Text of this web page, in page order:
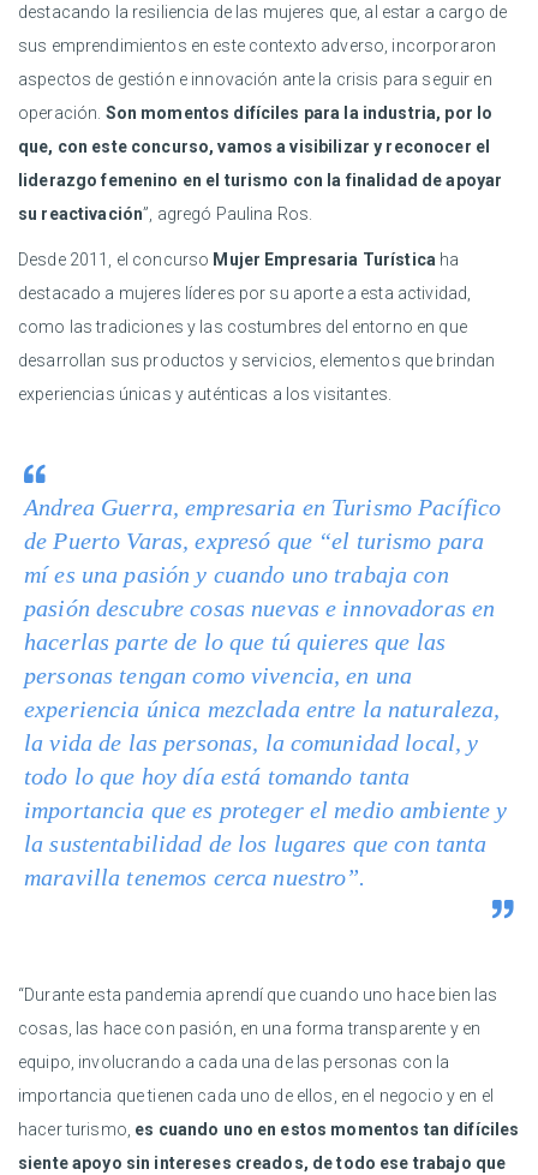
destacando la resiliencia de las mujeres que, al estar a cargo de
sus emprendimientos en este contexto adverso, incorporaron
aspectos de gestión e innovación ante la crisis para seguir en
operación. Son momentos difíciles para la industria, por lo
que, con este concurso, vamos a visibilizar y reconocer el
liderazgo femenino en el turismo con la finalidad de apoyar
su reactivación”, agregó Paulina Ros.
Desde 2011, el concurso Mujer Empresaria Turística ha
destacado a mujeres líderes por su aporte a esta actividad,
como las tradiciones y las costumbres del entorno en que
desarrollan sus productos y servicios, elementos que brindan
experiencias únicas y auténticas a los visitantes.
Andrea Guerra, empresaria en Turismo Pacífico
de Puerto Varas, expresó que “el turismo para
mí es una pasión y cuando uno trabaja con
pasión descubre cosas nuevas e innovadoras en
hacerlas parte de lo que tú quieres que las
personas tengan como vivencia, en una
experiencia única mezclada entre la naturaleza,
la vida de las personas, la comunidad local, y
todo lo que hoy día está tomando tanta
importancia que es proteger el medio ambiente y
la sustentabilidad de los lugares que con tanta
maravilla tenemos cerca nuestro”.
“Durante esta pandemia aprendí que cuando uno hace bien las
cosas, las hace con pasión, en una forma transparente y en
equipo, involucrando a cada una de las personas con la
importancia que tienen cada uno de ellos, en el negocio y en el
hacer turismo, es cuando uno en estos momentos tan difíciles
siente apoyo sin intereses creados, de todo ese trabajo que